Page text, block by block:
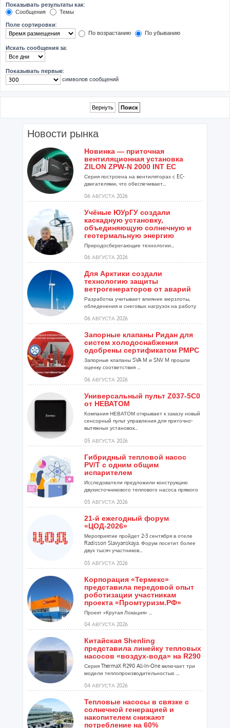
Показывать результаты как:
Сообщения
Темы
Поле сортировки:
По возрастанию
По убыванию
Искать сообщения за:
Показывать первые:
символов сообщений
Новости рынка
Новинка — приточная
вентиляционная установка
ZILON ZPW-N 2000 INT EC
Серия построена на вентиляторах с EC-
двигателями, что обеспечивает...
06 АВГУСТА 2026
Учёные ЮУрГУ создали
каскадную установку,
объединяющую солнечную и
геотермальную энергию
Природосберегающие технологии...
06 АВГУСТА 2026
Для Арктики создали
технологию защиты
ветрогенераторов от аварий
Разработка учитывает влияние мерзлоты,
обледенения и снеговых нагрузок на работу
06 АВГУСТА 2026
Запорные клапаны Ридан для
систем холодоснабжения
одобрены сертификатом РМРС
Запорные клапаны SVA M и SNV M прошли
оценку соответствия ...
06 АВГУСТА 2026
Универсальный пульт Z037-5C0
от НЕВАТОМ
Компания НЕВАТОМ открывает к заказу новый
сенсорный пульт управления для приточно-
вытяжных установок...
05 АВГУСТА 2026
Гибридный тепловой насос
PV/T с одним общим
испарителем
Исследователи предложили конструкцию
двухисточникового теплового насоса прямого
05 АВГУСТА 2026
21-й ежегодный форум
«ЦОД-2026»
Мероприятие пройдет 2-3 сентября в отеле
Radisson Slavyanskaya. Форум посетит более
двух тысяч участников...
05 АВГУСТА 2026
Корпорация «Термекс»
представила передовой опыт
роботизации участникам
проекта «Промтуризм.РФ»
Проект «Крутая Локация» ...
04 АВГУСТА 2026
Китайская Shenling
представила линейку тепловых
насосов «воздух-вода» на R290
Серия ThermaX R290 All-In-One включает три
модели теплопроизводительностью ...
04 АВГУСТА 2026
Тепловые насосы в связке с
солнечной генерацией и
накопителем снижают
потребление на 60%